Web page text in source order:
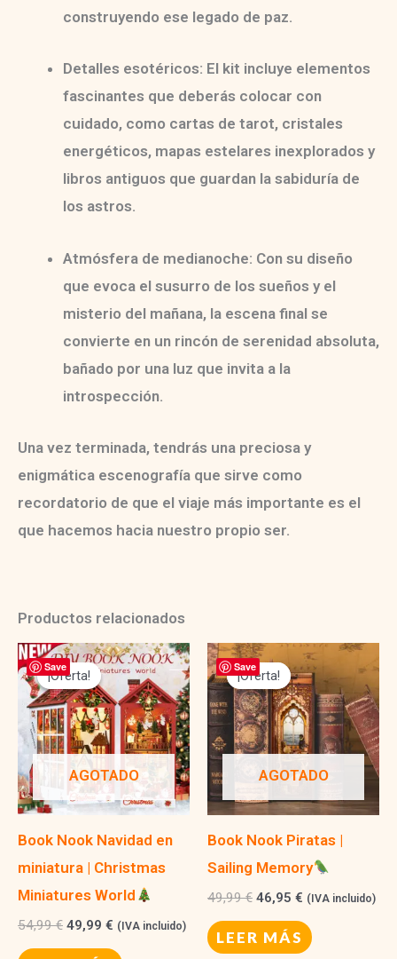
construyendo ese legado de paz.
Detalles esotéricos: El kit incluye elementos
fascinantes que deberás colocar con
cuidado, como cartas de tarot, cristales
energéticos, mapas estelares inexplorados y
libros antiguos que guardan la sabiduría de
los astros.
Atmósfera de medianoche: Con su diseño
que evoca el susurro de los sueños y el
misterio del mañana, la escena final se
convierte en un rincón de serenidad absoluta,
bañado por una luz que invita a la
introspección.
Una vez terminada, tendrás una preciosa y
enigmática escenografía que sirve como
recordatorio de que el viaje más importante es el
que hacemos hacia nuestro propio ser.
Productos relacionados
Save
¡Oferta!
AGOTADO
¡Oferta!
Book Nook Navidad en
miniatura | Christmas
Miniatures World
54,99€ El
49,99 € El
(IVA incluido)
Save
¡Oferta!
AGOTADO
¡Oferta!
Book Nook Piratas |
Sailing Memory
49,99€ El
original
era:
46,95 € El
actual
es:
(IVA incluido)
LEER MÁS